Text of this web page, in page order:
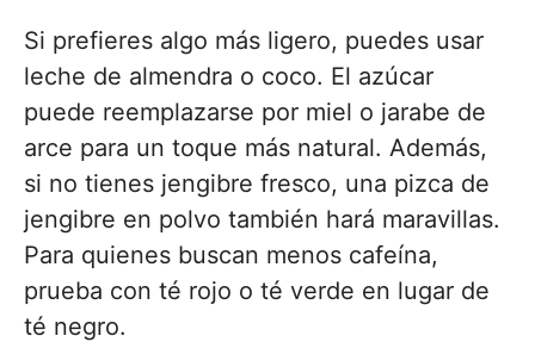
Si prefieres algo más ligero, puedes usar
leche de almendra o coco. El azúcar
puede reemplazarse por miel o jarabe de
arce para un toque más natural. Además,
si no tienes jengibre fresco, una pizca de
jengibre en polvo también hará maravillas.
Para quienes buscan menos cafeína,
prueba con té rojo o té verde en lugar de
té negro.